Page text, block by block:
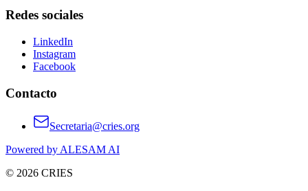
Redes sociales
LinkedIn
Instagram
Facebook
Contacto
Secretaria@cries.org
Powered by ALESAM AI
© 2026 CRIES